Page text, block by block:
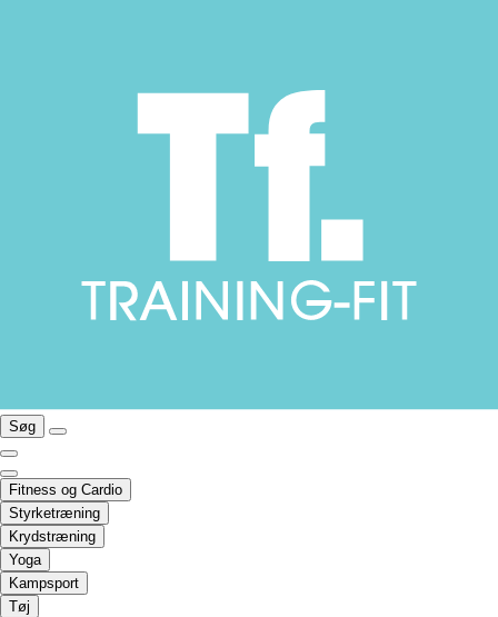
Søg
Fitness og Cardio
Styrketræning
Krydstræning
Yoga
Kampsport
Tøj